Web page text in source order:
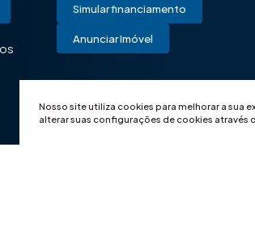
Nosso site utiliza cookies para melhorar a sua
alterar suas configurações de cookies através
Simular financiamento
Anunciar Imóvel